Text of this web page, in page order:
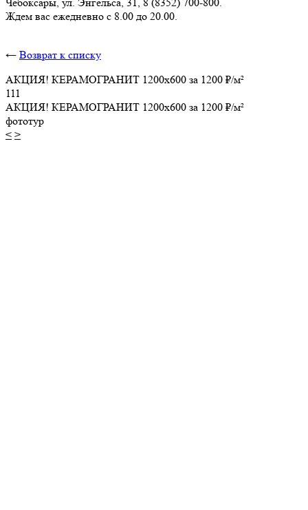
Ждем вас ежедневно с 8.00 до 20.00.
← Возврат к списку
АКЦИЯ! КЕРАМОГРАНИТ 1200х600 за 1200 ₽/м²
111
АКЦИЯ! КЕРАМОГРАНИТ 1200х600 за 1200 ₽/м²
фототур
< >